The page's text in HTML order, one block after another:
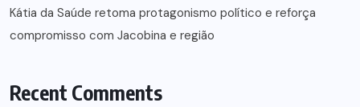
Kátia da Saúde retoma protagonismo político e reforça
compromisso com Jacobina e região
Recent Comments